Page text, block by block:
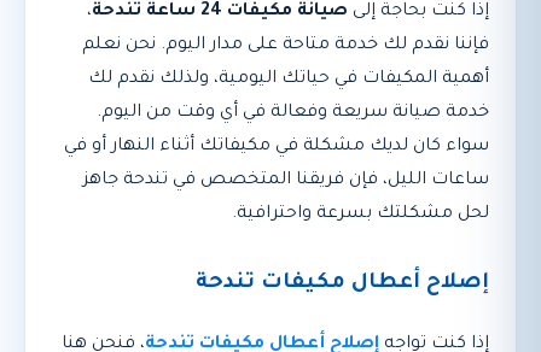
إذا كنت بحاجة إلى صيانة مكيفات 24 ساعة تندحة
،
فإننا نقدم لك خدمة متاحة على مدار اليوم. نحن نعلم
أهمية المكيفات في حياتك اليومية، ولذلك نقدم لك
خدمة صيانة سريعة وفعالة في أي وقت من اليوم.
سواء كان لديك مشكلة في مكيفاتك أثناء النهار أو في
ساعات الليل، فإن فريقنا المتخصص في تندحة جاهز
لحل مشكلتك بسرعة واحترافية.
إصلاح أعطال مكيفات تندحة
إذا كنت تواجه إصلاح أعطال مكيفات تندحة، فنحن هنا